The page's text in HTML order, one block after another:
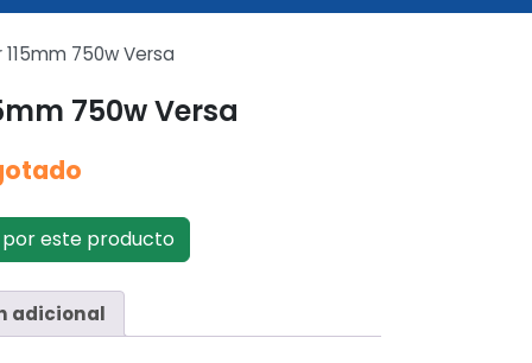
750w Versa
750w Versa
este producto
adicional